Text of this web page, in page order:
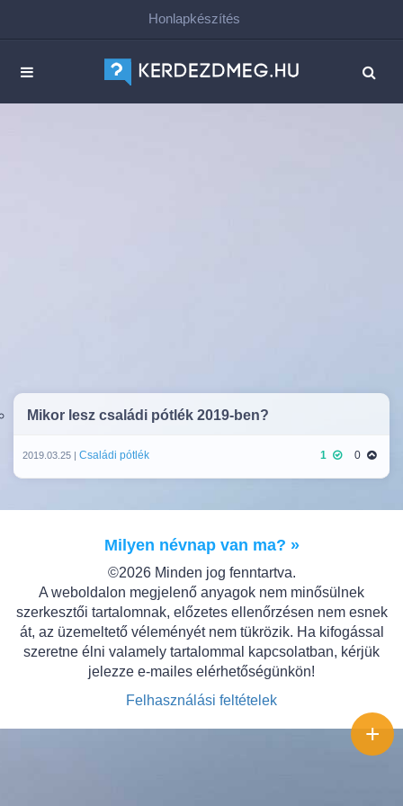
Honlapkészítés
Mikor lesz családi pótlék 2019-ben?
2019.03.25 | Családi pótlék 1 0
Milyen névnap van ma? »
©2026 Minden jog fenntartva.
A weboldalon megjelenő anyagok nem minősülnek
szerkesztői tartalomnak, előzetes ellenőrzésen nem esnek
át, az üzemeltető véleményét nem tükrözik. Ha kifogással
szeretne élni valamely tartalommal kapcsolatban, kérjük
jelezze e-mailes elérhetőségünkön!
Felhasználási feltételek
+